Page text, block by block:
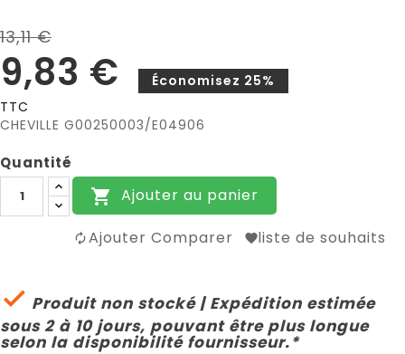
13,11 €
9,83 €
Économisez 25%
TTC
CHEVILLE G00250003/E04906
Quantité
 Ajouter au panier
Ajouter Comparer liste de souhaits
 Produit non stocké | Expédition estimée
sous 2 à 10 jours, pouvant être plus longue
selon la disponibilité fournisseur.*